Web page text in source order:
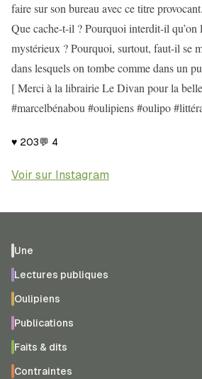
faire sur son bureau avec ce titre
Que cache-t-il ? Pourquoi interdit-il qu’on
mystérieux ? Pourquoi, surtout, faut-il se
dans lesquels on tombe comme dans un
[ Merci à la librairie Le Divan pour la
#marcelbénabou #oulipiens #oulipo
♥ 203💬 4
Voir sur Instagram
Une
Lectures publiques
Oulipiens
Publications
Faits & dits
Contraintes